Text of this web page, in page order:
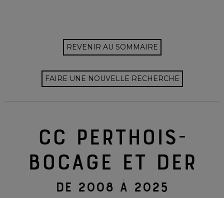
REVENIR AU SOMMAIRE
FAIRE UNE NOUVELLE RECHERCHE
CC PERTHOIS-
BOCAGE ET DER
DE 2008 À 2025